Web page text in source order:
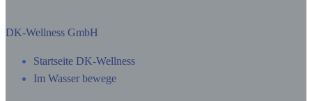
DK-Wellness GmbH
Startseite DK-Wellness
Im Wasser bewege